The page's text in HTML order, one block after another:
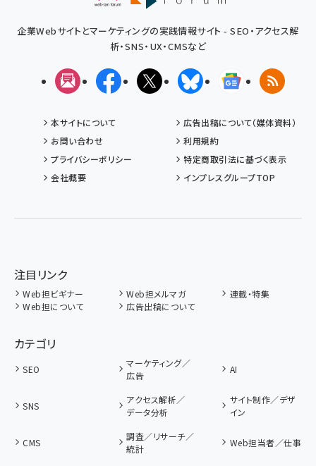
企業Webサイトとマーケティングの実践情報サイト - SEO・アクセス解
析・SNS・UX・CMSなど
メルマガFacebookX(エックス)BlueskyGoogleニュ
RSS
本サイトについて
広告出稿について（媒体資料）
お問い合わせ
利用規約
プライバシーポリシー
特定商取引法に基づく表示
会社概要
インプレスグループTOP
注目リンク
Web担ビギナー Web担メルマガ
連載・特集
Web担について
広告出稿について
カテゴリ
SEO
マーケティング／
広告
AI
SNS
アクセス解析／
データ分析
サイト制作／デザ
イン
CMS
調査／リサーチ／
統計
Web担当者／仕事